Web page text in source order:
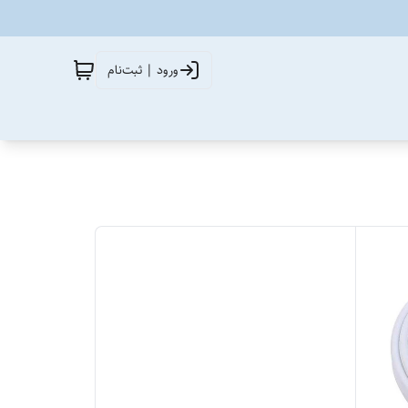
ورود | ثبت‌نام